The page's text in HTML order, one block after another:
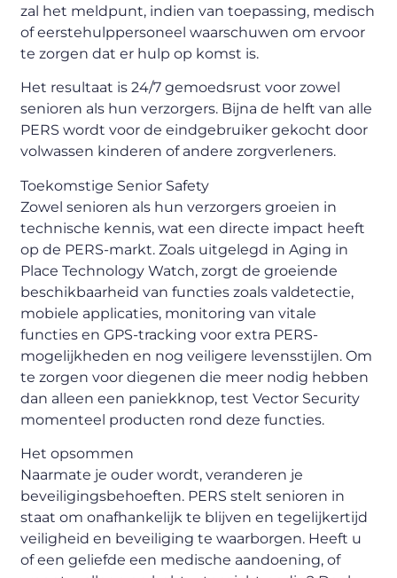
zal het meldpunt, indien van toepassing, medisch
of eerstehulppersoneel waarschuwen om ervoor
te zorgen dat er hulp op komst is.
Het resultaat is 24/7 gemoedsrust voor zowel
senioren als hun verzorgers. Bijna de helft van alle
PERS wordt voor de eindgebruiker gekocht door
volwassen kinderen of andere zorgverleners.
Toekomstige Senior Safety
Zowel senioren als hun verzorgers groeien in
technische kennis, wat een directe impact heeft
op de PERS-markt. Zoals uitgelegd in Aging in
Place Technology Watch, zorgt de groeiende
beschikbaarheid van functies zoals valdetectie,
mobiele applicaties, monitoring van vitale
functies en GPS-tracking voor extra PERS-
mogelijkheden en nog veiligere levensstijlen. Om
te zorgen voor diegenen die meer nodig hebben
dan alleen een paniekknop, test Vector Security
momenteel producten rond deze functies.
Het opsommen
Naarmate je ouder wordt, veranderen je
beveiligingsbehoeften. PERS stelt senioren in
staat om onafhankelijk te blijven en tegelijkertijd
veiligheid en beveiliging te waarborgen. Heeft u
of een geliefde een medische aandoening, of